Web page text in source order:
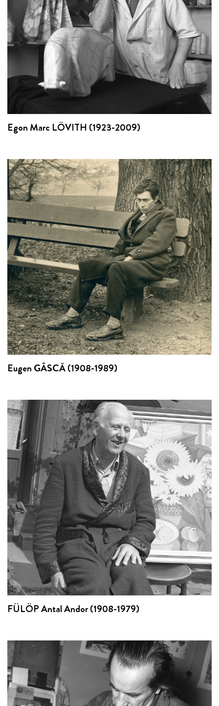
Egon Marc LÖVITH (1923-2009)
Eugen GÂSCĂ (1908-1989)
FÜLÖP Antal Andor (1908-1979)